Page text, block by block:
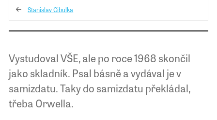
Stanislav Cibulka
Vystudoval VŠE, ale po roce 1968 skončil
jako skladník. Psal básně a vydával je v
samizdatu. Taky do samizdatu překládal,
třeba Orwella.